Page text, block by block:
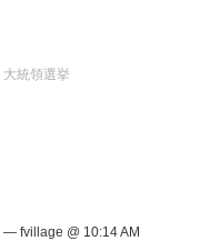
大統領選挙
— fvillage @ 10:14 AM